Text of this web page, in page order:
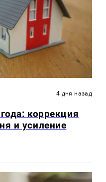
4 дня назад
коррекция
и усиление